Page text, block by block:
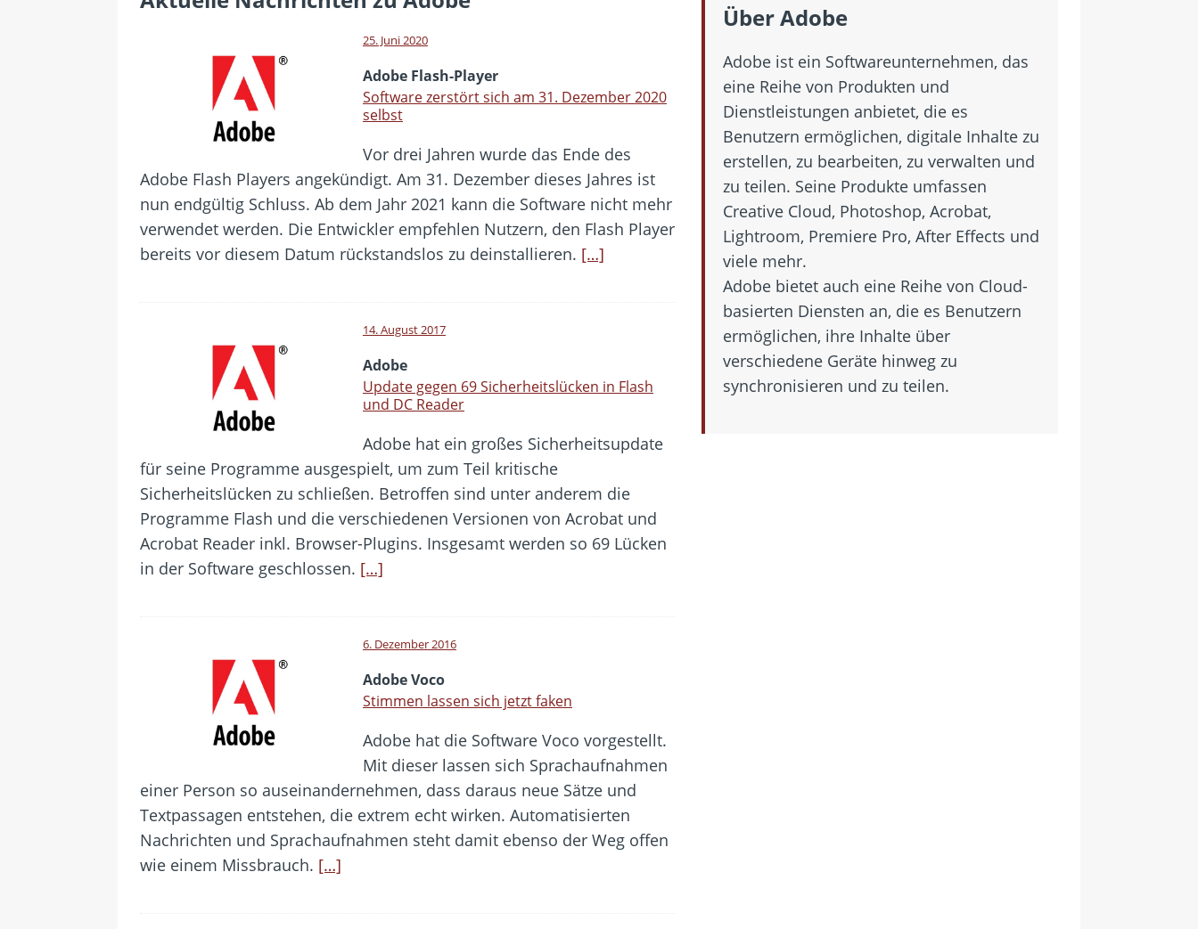
[ 21. Juli 2026 ]
[ 20. Juli 2026 ]
BKA zerschlägt weltweit aktive Phishing-Plattform „Kratos“ – Hunderttausende Opfer
betroffen
Wahlfreiheit der Verbraucher gestärkt – Gerichtsurteil zu Apple
25. Juni 2020
Adobe Flash-Player
Software zerstört sich am 31. Dezember 2020
selbst
Vor drei Jahren wurde das Ende des
Adobe Flash Players angekündigt. Am 31. Dezember dieses Jahres ist
nun endgültig Schluss. Ab dem Jahr 2021 kann die Software nicht mehr
verwendet werden. Die Entwickler empfehlen Nutzern, den Flash Player
bereits vor diesem Datum rückstandslos zu deinstallieren. […]
14. August 2017
Adobe
Update gegen 69 Sicherheitslücken in Flash
und DC Reader
Adobe hat ein großes Sicherheitsupdate
für seine Programme ausgespielt, um zum Teil kritische
Sicherheitslücken zu schließen. Betroffen sind unter anderem die
Programme Flash und die verschiedenen Versionen von Acrobat und
Acrobat Reader inkl. Browser-Plugins. Insgesamt werden so 69 Lücken
in der Software geschlossen. […]
6. Dezember 2016
Adobe Voco
Stimmen lassen sich jetzt faken
Adobe hat die Software Voco vorgestellt.
Mit dieser lassen sich Sprachaufnahmen
einer Person so auseinandernehmen, dass daraus neue Sätze und
Textpassagen entstehen, die extrem echt wirken. Automatisierten
Nachrichten und Sprachaufnahmen steht damit ebenso der Weg offen
wie einem Missbrauch. […]
Über Adobe
Adobe ist ein Softwareunternehmen, das
eine Reihe von Produkten und
Dienstleistungen anbietet, die es
Benutzern ermöglichen, digitale Inhalte zu
erstellen, zu bearbeiten, zu verwalten und
zu teilen. Seine Produkte umfassen
Creative Cloud, Photoshop, Acrobat,
Lightroom, Premiere Pro, After Effects und
viele mehr.
Adobe bietet auch eine Reihe von Cloud-
basierten Diensten an, die es Benutzern
ermöglichen, ihre Inhalte über
verschiedene Geräte hinweg zu
synchronisieren und zu teilen.